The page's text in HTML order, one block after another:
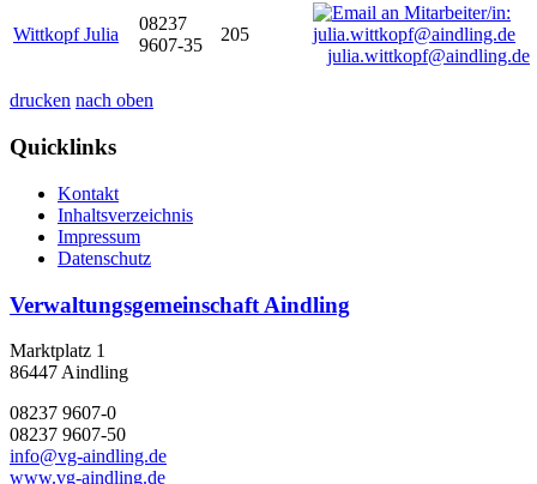
Wittkopf Julia
08237
9607-35
205
julia.wittkopf@aindling.de
drucken nach oben
Quicklinks
Kontakt
Inhaltsverzeichnis
Impressum
Datenschutz
Verwaltungsgemeinschaft Aindling
Marktplatz 1
86447 Aindling
08237 9607-0
08237 9607-50
info@vg-aindling.de
www.vg-aindling.de